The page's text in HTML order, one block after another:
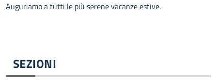
SEZIONI
Auguriamo a tutti le più serene vacanze estive.